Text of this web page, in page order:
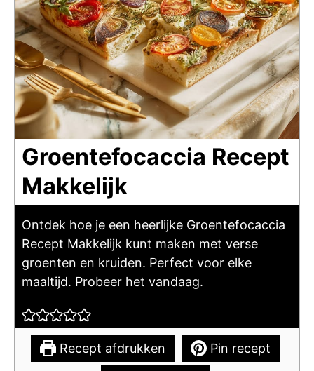
Groentefocaccia Recept
Makkelijk
Ontdek hoe je een heerlijke Groentefocaccia
Recept Makkelijk kunt maken met verse
groenten en kruiden. Perfect voor elke
maaltijd. Probeer het vandaag.
Recept afdrukken Pin recept